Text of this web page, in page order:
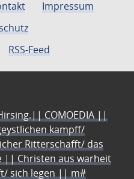
Impressum
RSS-Feed
COMOEDIA ||
kampff/
Ritterschafft/ das
|| Christen aus warheit
sich legen || m#